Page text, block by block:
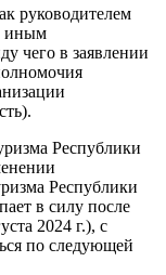
руководителем
иным
чего в заявлении
Республики
Республики
в силу после
2024 г.), с
по следующей